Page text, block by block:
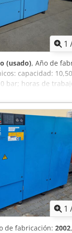
Quincy,
1
(usado), Año de
capacidad:
bar; horas de
está
1
de fabricación: 2002